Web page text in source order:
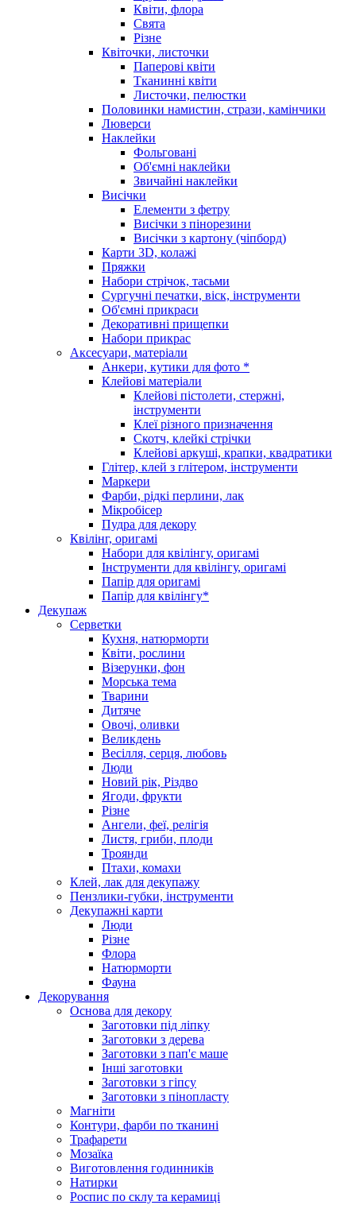
Квіти, флора
Свята
Різне
Квіточки, листочки
Паперові квіти
Тканинні квіти
Листочки, пелюстки
Половинки намистин, стрази, камінчики
Люверси
Наклейки
Фольговані
Об'ємні наклейки
Звичайні наклейки
Висічки
Елементи з фетру
Висічки з пінорезини
Висічки з картону (чіпборд)
Карти 3D, колажі
Пряжки
Набори стрічок, тасьми
Сургучні печатки, віск, інструменти
Об'ємні прикраси
Декоративні прищепки
Набори прикрас
Аксесуари, матеріали
Анкери, кутики для фото *
Клейові матеріали
Клейові пістолети, стержні,
інструменти
Клеї різного призначення
Скотч, клейкі стрічки
Клейові аркуші, крапки, квадратики
Глітер, клей з глітером, інструменти
Маркери
Фарби, рідкі перлини, лак
Мікробісер
Пудра для декору
Квілінг, оригамі
Набори для квілінгу, оригамі
Інструменти для квілінгу, оригамі
Папір для оригамі
Папір для квілінгу*
Декупаж
Серветки
Кухня, натюрморти
Квіти, рослини
Візерунки, фон
Морська тема
Тварини
Дитяче
Овочі, оливки
Великдень
Весілля, серця, любовь
Люди
Новий рік, Різдво
Ягоди, фрукти
Різне
Ангели, феї, релігія
Листя, гриби, плоди
Троянди
Птахи, комахи
Клей, лак для декупажу
Пензлики-губки, інструменти
Декупажні карти
Люди
Різне
Флора
Натюрморти
Фауна
Декорування
Основа для декору
Заготовки під ліпку
Заготовки з дерева
Заготовки з пап'є маше
Інші заготовки
Заготовки з гіпсу
Заготовки з пінопласту
Магніти
Контури, фарби по тканині
Трафарети
Мозаїка
Виготовлення годинників
Натирки
Роспис по склу та керамиці